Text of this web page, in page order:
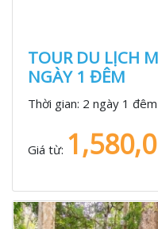
TOUR DU LỊCH
NGÀY 1 ĐÊM
Thời gian: 2 ngày 1 đêm
Giá từ: